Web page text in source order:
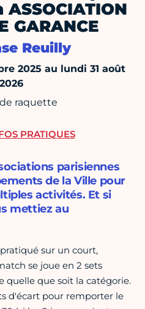
GARANCE
Reuilly
2025 au lundi 31 août
2026
raquette
parisiennes
de la Ville pour
activités. Et si
mettiez au
sur un court,
se joue en 2 sets
quelle que soit la catégorie.
d'écart pour remporter le
PRATIQUES